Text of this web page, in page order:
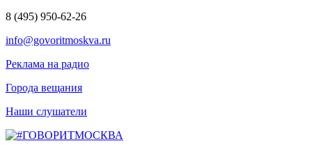
8 (495) 950-62-26
info@govoritmoskva.ru
Реклама на радио
Города вещания
Наши слушатели